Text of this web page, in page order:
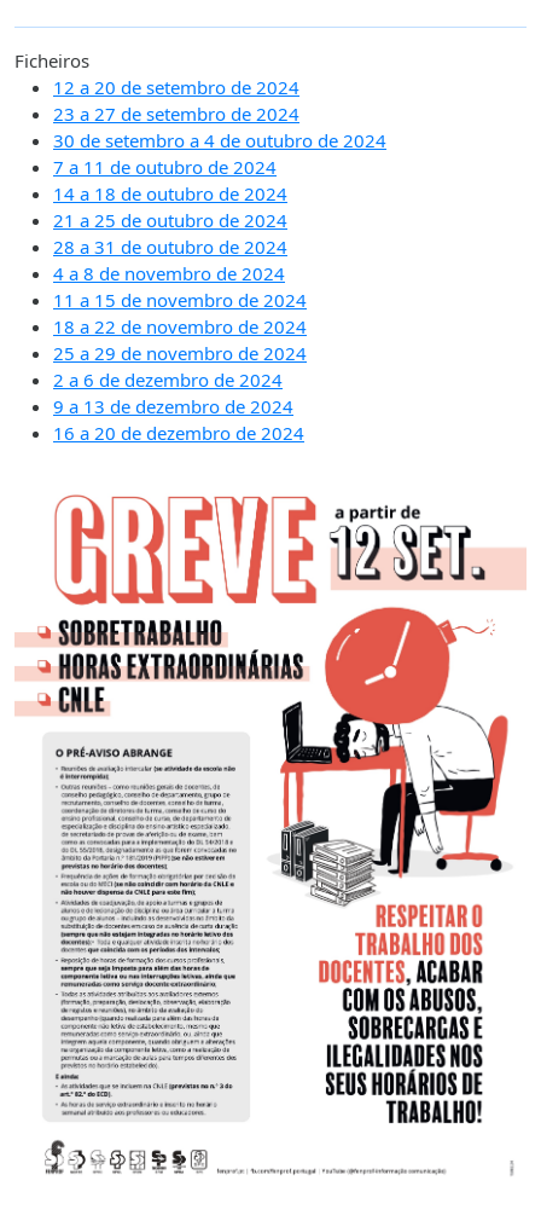
Ficheiros
12 a 20 de setembro de 2024
23 a 27 de setembro de 2024
30 de setembro a 4 de outubro de 2024
7 a 11 de outubro de 2024
14 a 18 de outubro de 2024
21 a 25 de outubro de 2024
28 a 31 de outubro de 2024
4 a 8 de novembro de 2024
11 a 15 de novembro de 2024
18 a 22 de novembro de 2024
25 a 29 de novembro de 2024
2 a 6 de dezembro de 2024
9 a 13 de dezembro de 2024
16 a 20 de dezembro de 2024